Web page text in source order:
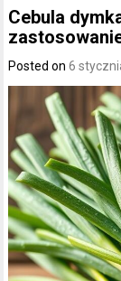
Cebula
Posted on6